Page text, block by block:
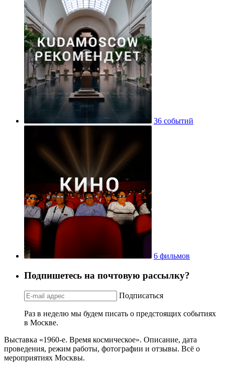
36 событий
6 фильмов
Подпишетесь на почтовую рассылку?
Подписаться
Раз в неделю мы будем писать о предстоящих событиях
в Москве.
Выставка «1960-е. Время космическое». Описание, дата
проведения, режим работы, фотографии и отзывы. Всё о
мероприятиях Москвы.